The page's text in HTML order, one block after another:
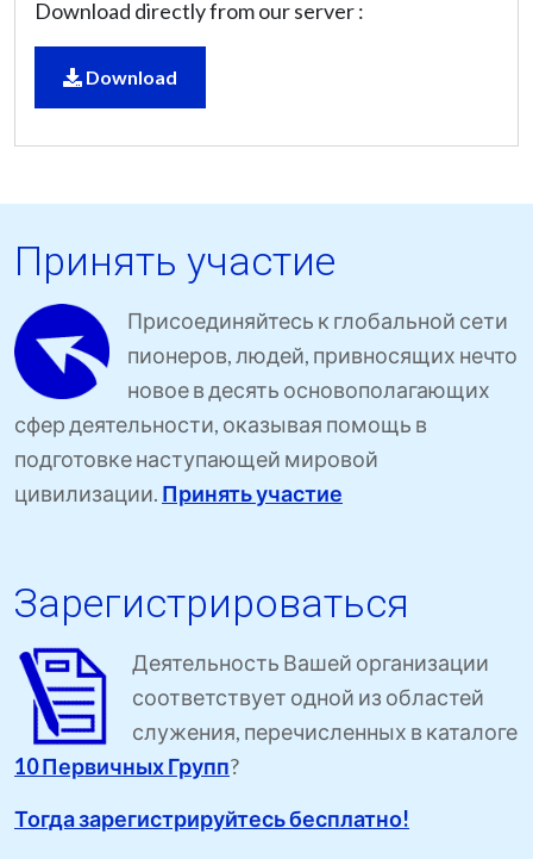
Download directly from our server :
Download
Принять участие
Присоединяйтесь к глобальной сети
пионеров, людей, привносящих нечто
новое в десять основополагающих
сфер деятельности, оказывая помощь в
подготовке наступающей мировой
цивилизации. Принять участие
Зарегистрироваться
Деятельность Вашей организации
соответствует одной из областей
служения, перечисленных в каталоге
10 Первичных Групп?
Тогда зарегистрируйтесь бесплатно!